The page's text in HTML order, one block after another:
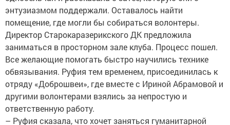
энтузиазмом поддержали. Оставалось найти
помещение, где могли бы собираться волонтеры.
Директор Старокаразерикского ДК предложила
заниматься в просторном зале клуба. Процесс пошел.
Все желающие помогать быстро научились технике
обвязывания. Руфия тем временем, присоединилась к
отряду «Доброшвеи», где вместе с Ириной Абрамовой и
другими волонтерами взялись за непростую и
ответственную работу.
– Руфия сказала, что хочет заняться гуманитарной